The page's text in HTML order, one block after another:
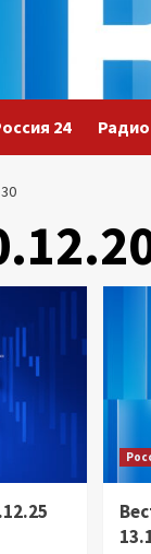
24 Радио
30